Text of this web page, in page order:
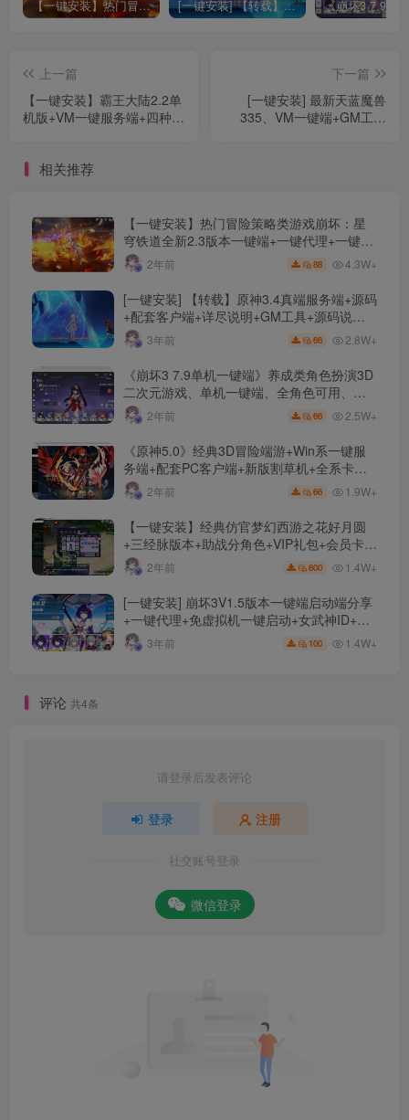
【一键安装】热门冒险策略类游戏崩坏：星穹铁道全新2.3版本一键端+一键代理+一键启动+免虚拟机 [一键安装] 【转载】原神3.4真端服务端+源码+配套客户端+详尽说明+GM工具+源码说明文件
上一篇
【一键安装】霸王大陆2.2单
机版+VM一键服务端+四种族
下一篇
[一键安装] 最新天蓝魔兽
335、VM一键端+GM工具
相关推荐
【一键安装】热门冒险策略类游戏崩坏：星
穹铁道全新2.3版本一键端+一键代理+一键启
动+免虚拟机
2年前 88 4.3W+
[一键安装] 【转载】原神3.4真端服务端+源码
+配套客户端+详尽说明+GM工具+源码说明
文件3年前 66 2.8W+
《崩坏3 7.9单机一键端》养成类角色扮演3D
二次元游戏、单机一键端、全角色可用、无
限资源、附带保姆级安装教程
2年前 66 2.5W+
《原神5.0》经典3D冒险端游+Win系一键服
务端+配套PC客户端+新版割草机+全系卡池
文件2年前 66 1.9W+
【一键安装】经典仿官梦幻西游之花好月圆
+三经脉版本+助战分角色+VIP礼包+会员卡
+剧情活动+视频搭建及其他修改资料
2年前 600 1.4W+
[一键安装] 崩坏3V1.5版本一键端启动端分享
+一键代理+免虚拟机一键启动+女武神ID+详
细指令+极简一键修改
3年前 100 1.4W+
评论 共4条
请登录后发表评论
登录 注册
社交账号登录
微信登录